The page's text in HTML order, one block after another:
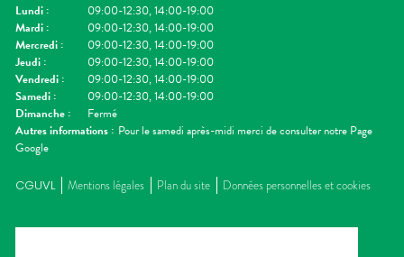
Lundi :
09:00-12:30, 14:00-19:00
Mardi :
09:00-12:30, 14:00-19:00
Mercredi :
09:00-12:30, 14:00-19:00
Jeudi :
09:00-12:30, 14:00-19:00
Vendredi :
09:00-12:30, 14:00-19:00
Samedi :
09:00-12:30, 14:00-19:00
Dimanche :
Fermé
Autres informations : Pour le samedi après-midi merci de consulter notre Page
Google
CGUVL Mentions légales Plan du site Données personnelles et cookies